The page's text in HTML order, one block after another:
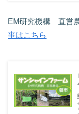
EM研究機構 直営
事はこちら